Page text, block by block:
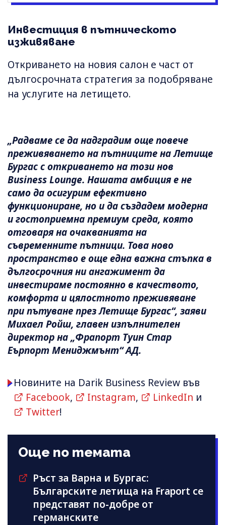
Инвестиция в пътническото
изживяване
Откриването на новия салон е част от
дългосрочната стратегия за подобряване
на услугите на летището.
„Радваме се да надградим още повече
преживяването на пътниците на Летище
Бургас с откриването на този нов
Business Lounge. Нашата амбиция е не
само да осигурим ефективно
функциониране, но и да създадем модерна
и гостоприемна премиум среда, която
отговаря на очакванията на
съвременните пътници. Това ново
пространство е още една важна стъпка в
дългосрочния ни ангажимент да
инвестираме постоянно в качеството,
комфорта и цялостното преживяване
при пътуване през Летище Бургас“, заяви
Михаел Ройш, главен изпълнителен
директор на „Фрапорт Туин Стар
Еърпорт Мениджмънт“ АД.
Новините на Darik Business Review във
Facebook, Instagram, LinkedIn и
Twitter!
Още по темата
Ръст за Варна и Бургас:
Българските летища на Fraport се
представят по-добре от
германските